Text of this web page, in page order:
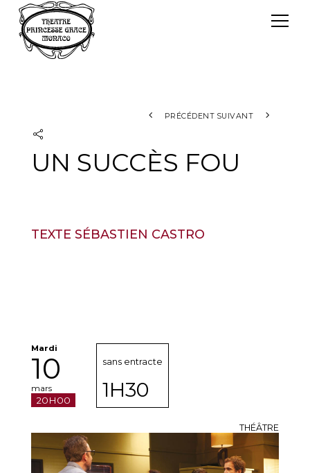
Le TPG
PRÉCÉDENT SUIVANT
UN SUCCÈS FOU
TEXTE SÉBASTIEN CASTRO
Mardi
10
mars
20H00
sans entracte
1H30
THÉÂTRE
Panneau de gestion des cookies